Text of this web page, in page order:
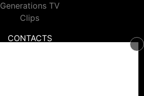
Generations TV
Clips
CONTACTS